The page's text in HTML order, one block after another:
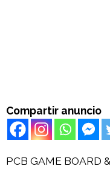
Compartir anuncio
PCB GAME BOARD